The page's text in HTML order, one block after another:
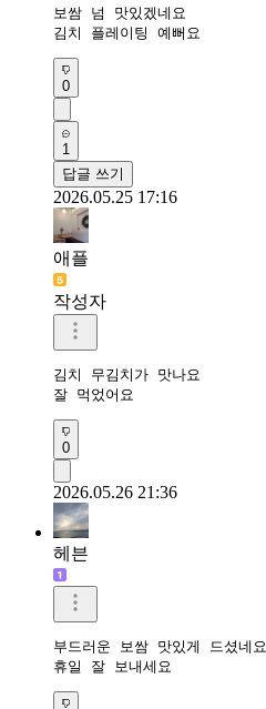
보쌈 넘 맛있겠네요
김치 플레이팅 예뻐요
0
1
답글 쓰기
2026.05.25 17:16
애플
작성자
김치 무김치가 맛나요
잘 먹었어요
0
2026.05.26 21:36
헤븐
부드러운 보쌈 맛있게 드셨네요
휴일 잘 보내세요